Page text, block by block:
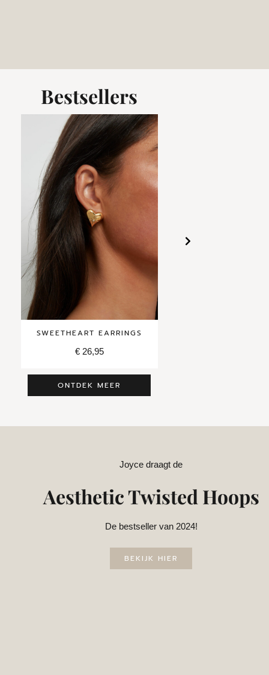
Bestsellers
SWEETHEART EARRINGS
€ 26,95
ONTDEK MEER
Joyce draagt de
Aesthetic Twisted Hoops
De bestseller van 2024!
BEKIJK HIER